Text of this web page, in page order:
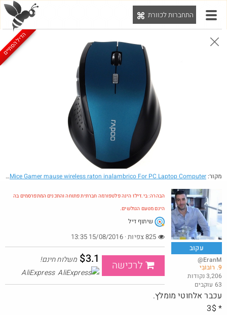
התחברות לכוורת
הבהרה: בי.דילז הינה פלטפורמה חברתית פתוחה והתכנים המתפרסמים בה הינם מטעם הגולשים.
הדילים המעודכנים הדילים החמים
עדכונים מהרשת חדש בכוורת
מקרר משרדי על השיש באייס
₪199.0
@אוהד_הכוורת
הדיל הסתיים
מקור: - Low Prices Professional 2.4GHz Wireless Optical Gaming Mouse Mice Gamer mause wireless raton inalambrico For PC Laptop Computer
עקוב
@EranM
9. רוֹבּוֹבִּי
3,206 נקודות
63 עוקבים
הבהרה: בי.דילז הינה פלטפורמה חברתית פתוחה והתכנים המתפרסמים בה
הינם מטעם הגולשים.
שיתוף דיל
לרכישה $3.1 משלוח חינם!
AliExpress
עכבר אלחוטי מומלץ.
* 3$